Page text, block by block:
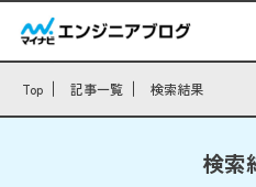
Top 記事一覧 検索結果
検索